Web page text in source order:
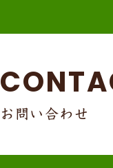
お問い合わせ